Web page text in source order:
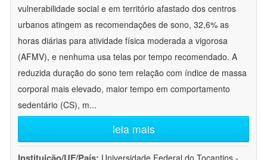
vulnerabilidade social e em território afastado dos centros
urbanos atingem as recomendações de sono, 32,6% as
horas diárias para atividade física moderada a vigorosa
(AFMV), e nenhuma usa telas por tempo recomendado. A
reduzida duração do sono tem relação com índice de massa
corporal mais elevado, maior tempo em comportamento
sedentário (CS), m...
leia mais